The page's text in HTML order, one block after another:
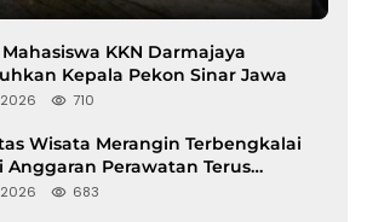
KKN Darmajaya
Kepala Pekon Sinar Jawa
710
Wisata Merangin Terbengkalai
Anggaran Perawatan Terus
683